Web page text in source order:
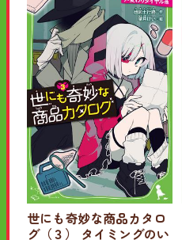
世にも奇妙な商品カタロ
グ（３） タイミングのい